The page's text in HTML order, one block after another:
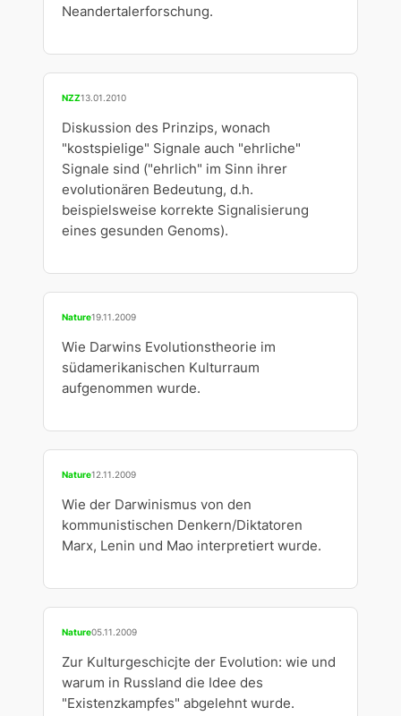
Neandertalerforschung.
NZZ13.01.2010
Diskussion des Prinzips, wonach
"kostspielige" Signale auch "ehrliche"
Signale sind ("ehrlich" im Sinn ihrer
evolutionären Bedeutung, d.h.
beispielsweise korrekte Signalisierung
eines gesunden Genoms).
Nature19.11.2009
Wie Darwins Evolutionstheorie im
südamerikanischen Kulturraum
aufgenommen wurde.
Nature12.11.2009
Wie der Darwinismus von den
kommunistischen Denkern/Diktatoren
Marx, Lenin und Mao interpretiert wurde.
Nature05.11.2009
Zur Kulturgeschicjte der Evolution: wie und
warum in Russland die Idee des
"Existenzkampfes" abgelehnt wurde.